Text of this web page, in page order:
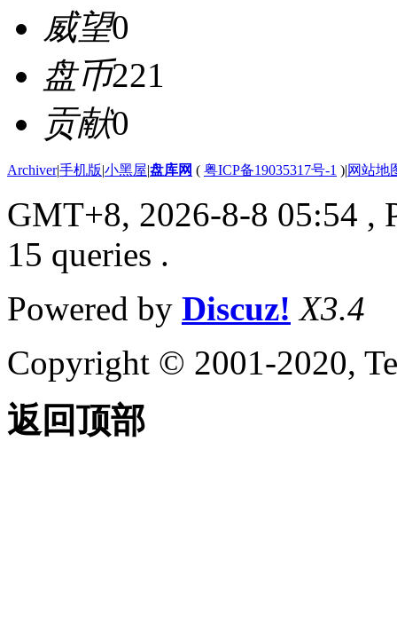
威望0
盘币221
贡献0
Archiver|手机版|小黑屋|盘库网 ( 粤ICP备19035317号-1 )|网站地
GMT+8, 2026-8-8 05:54 ,
15 queries .
Powered by Discuz! X3.4
Copyright © 2001-2020,
返回顶部